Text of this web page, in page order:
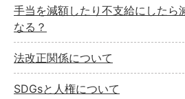
手当を減額したり不支給にしたら
なる？
法改正関係について
SDGsと人権について